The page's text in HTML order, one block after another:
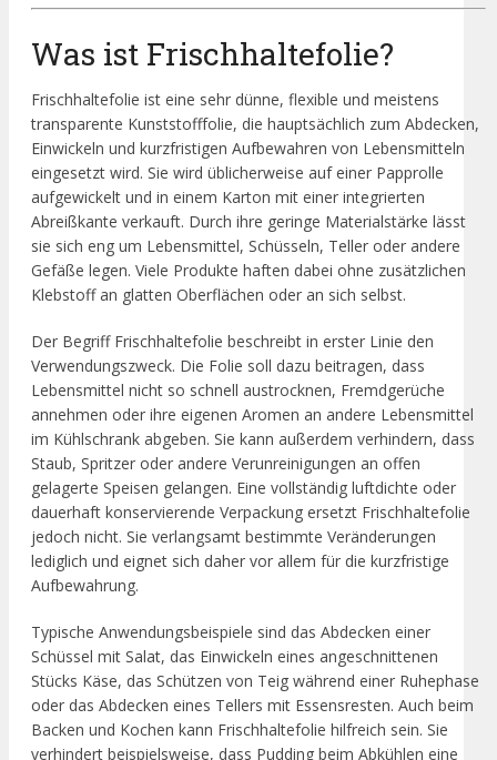
Was ist Frischhaltefolie?
Frischhaltefolie ist eine sehr dünne, flexible und meistens
transparente Kunststofffolie, die hauptsächlich zum Abdecken,
Einwickeln und kurzfristigen Aufbewahren von Lebensmitteln
eingesetzt wird. Sie wird üblicherweise auf einer Papprolle
aufgewickelt und in einem Karton mit einer integrierten
Abreißkante verkauft. Durch ihre geringe Materialstärke lässt
sie sich eng um Lebensmittel, Schüsseln, Teller oder andere
Gefäße legen. Viele Produkte haften dabei ohne zusätzlichen
Klebstoff an glatten Oberflächen oder an sich selbst.
Der Begriff Frischhaltefolie beschreibt in erster Linie den
Verwendungszweck. Die Folie soll dazu beitragen, dass
Lebensmittel nicht so schnell austrocknen, Fremdgerüche
annehmen oder ihre eigenen Aromen an andere Lebensmittel
im Kühlschrank abgeben. Sie kann außerdem verhindern, dass
Staub, Spritzer oder andere Verunreinigungen an offen
gelagerte Speisen gelangen. Eine vollständig luftdichte oder
dauerhaft konservierende Verpackung ersetzt Frischhaltefolie
jedoch nicht. Sie verlangsamt bestimmte Veränderungen
lediglich und eignet sich daher vor allem für die kurzfristige
Aufbewahrung.
Typische Anwendungsbeispiele sind das Abdecken einer
Schüssel mit Salat, das Einwickeln eines angeschnittenen
Stücks Käse, das Schützen von Teig während einer Ruhephase
oder das Abdecken eines Tellers mit Essensresten. Auch beim
Backen und Kochen kann Frischhaltefolie hilfreich sein. Sie
verhindert beispielsweise, dass Pudding beim Abkühlen eine